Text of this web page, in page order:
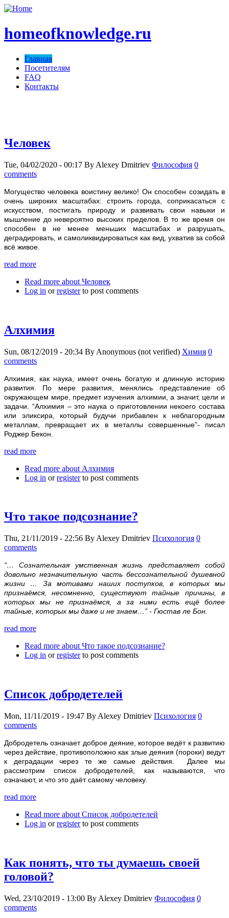
homeofknowledge.ru
Главная
Посетителям
FAQ
Контакты
Человек
Tue, 04/02/2020 - 00:17 By Alexey Dmitriev Философия 0
comments
Могущество человека воистину велико! Он способен созидать в
очень широких масштабах: строить города, соприкасаться с
искусством, постигать природу и развивать свои навыки и
мышление до невероятно высоких пределов. В то же время он
способен в не менее меньших масштабах и разрушать,
деградировать, и самоликвидироваться как вид, ухватив за собой
всё живое.
read more
Read more about Человек
Log in orregisterto post comments
Алхимия
Sun, 08/12/2019 - 20:34 By Anonymous (not verified) Химия 0
comments
Алхимия, как наука, имеет очень богатую и длинную историю
развития. По мере развития, менялись представление об
окружающем мире, предмет изучения алхимии, а значит, цели и
задачи. “Алхимия – это наука о приготовлении некоего состава
или эликсира, который будучи прибавлен к неблагородным
металлам, превращает их в металлы совершенные”- писал
Роджер Бекон.
read more
Read more about Алхимия
Log in orregisterto post comments
Что такое подсознание?
Thu, 21/11/2019 - 22:56 By Alexey Dmitriev Психология 0
comments
“… Сознательная умственная жизнь представляет собой
довольно незначительную часть бессознательной душевной
жизни … За мотивами наших поступков, в которых мы
признаёмся, несомненно, существуют тайные причины, в
которых мы не признаёмся, а за ними есть ещё более
тайные, которых мы даже и не знаем…” - Гюстав ле Бон.
read more
Read more about Что такое подсознание?
Log in orregisterto post comments
Список добродетелей
Mon, 11/11/2019 - 19:47 By Alexey Dmitriev Психология 0
comments
Добродетель означает доброе деяние, которое ведёт к развитию
через действие, противоположно как злые деяния (пороки) ведут
к деградации через те же самые действия. Далее мы
рассмотрим список добродетелей, как называются, что
означают, и что это даёт самому человеку.
read more
Read more about Список добродетелей
Log in orregisterto post comments
Как понять, что ты думаешь своей
головой?
Wed, 23/10/2019 - 13:00 By Alexey Dmitriev Философия 0
comments